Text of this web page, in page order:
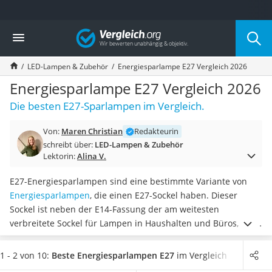
Die beliebtesten Vergleiche nach Kategorie
Wohnen
Matratzen-Topper
Matratzen
Konferenzlautsprecher
Tageslichtlampe
Badlüfter
Bürohocker
Außenleuchte mit Kamera
Akku-Tischlampe
Konferenzmikrofon
Klappmatratze
Duschkopf mit Kalkfilter
Aktenvernichter Sicherheitsstufe 4
Bettgitter
Vergleich
LED-Lampen & Zubehör Energiesparlampe E27 Vergleich 2026
Energiesparlampe E27 Vergleich 2026
Die besten E27-Sparlampen im Vergleich.
Von: Maren Christian
Redakteurin
schreibt über: LED-Lampen & Zubehör
Lektorin:Alina V.
E27-Energiesparlampen sind eine bestimmte Variante von
Energiesparlampen, die einen E27-Sockel haben. Dieser
Sockel ist neben der E14-Fassung der am weitesten
verbreitete Sockel für Lampen in Haushalten und Büros, wie
diverse Tests im Internet zeigen. Im Vergleich zu
herkömmlichen Glühbirnen sind die E27-Energiesparlampen
1 - 2 von 10: Beste Energiesparlampen E27 im Vergleich